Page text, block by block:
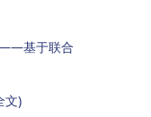
——基于联合
文)